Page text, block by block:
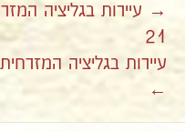
→ עיירות בגליציה
21
←